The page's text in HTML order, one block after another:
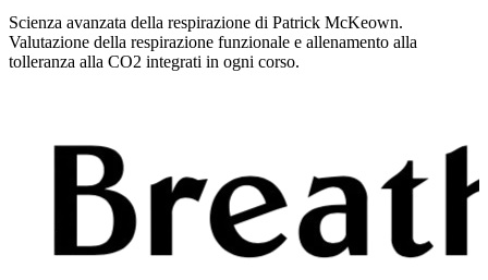
Scienza avanzata della respirazione di Patrick McKeown.
Valutazione della respirazione funzionale e allenamento alla
tolleranza alla CO2 integrati in ogni corso.